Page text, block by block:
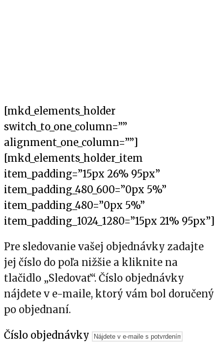
[mkd_elements_holder
switch_to_one_column=””
alignment_one_column=””]
[mkd_elements_holder_item
item_padding=”15px 26% 95px”
item_padding_480_600=”0px 5%”
item_padding_480=”0px 5%”
item_padding_1024_1280=”15px 21% 95px”]
Pre sledovanie vašej objednávky zadajte
jej číslo do poľa nižšie a kliknite na
tlačidlo „Sledovať“. Číslo objednávky
nájdete v e-maile, ktorý vám bol doručený
po objednaní.
Číslo objednávky